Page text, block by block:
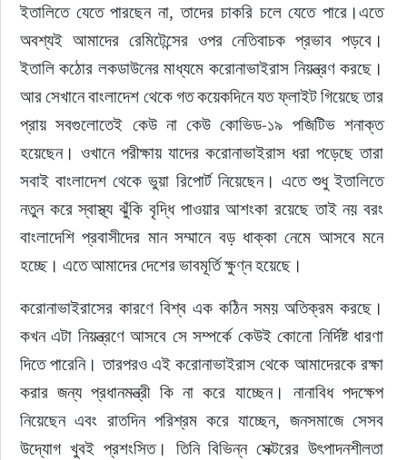
ইতালিতে যেতে পারছেন না, তাদের চাকরি চলে যেতে পারে।এতে
অবশ্যই আমাদের রেমিটেন্সের ওপর নেতিবাচক প্রভাব পড়বে।
ইতালি কঠোর লকডাউনের মাধ্যমে করোনাভাইরাস নিয়ন্ত্রণ করছে।
আর সেখানে বাংলাদেশ থেকে গত কয়েকদিনে যত ফ্লাইট গিয়েছে তার
প্রায় সবগুলোতেই কেউ না কেউ কোভিড-১৯ পজিটিভ শনাক্ত
হয়েছেন। ওখানে পরীক্ষায় যাদের করোনাভাইরাস ধরা পড়েছে তারা
সবাই বাংলাদেশ থেকে ভুয়া রিপোর্ট নিয়েছেন। এতে শুধু ইতালিতে
নতুন করে স্বাস্থ্য ঝুঁকি বৃদ্ধি পাওয়ার আশংকা রয়েছে তাই নয় বরং
বাংলাদেশি প্রবাসীদের মান সম্মানে বড় ধাক্কা নেমে আসবে মনে
হচ্ছে। এতে আমাদের দেশের ভাবমূর্তি ক্ষুণ্ন হয়েছে।
করোনাভাইরাসের কারণে বিশ্ব এক কঠিন সময় অতিক্রম করছে।
কখন এটা নিয়ন্ত্রণে আসবে সে সম্পর্কে কেউই কোনো নির্দিষ্ট ধারণা
দিতে পারেনি। তারপরও এই করোনাভাইরাস থেকে আমাদেরকে রক্ষা
করার জন্য প্রধানমন্ত্রী কি না করে যাচ্ছেন। নানাবিধ পদক্ষেপ
নিয়েছেন এবং রাতদিন পরিশ্রম করে যাচ্ছেন, জনসমাজে সেসব
উদ্যোগ খুবই প্রশংসিত। তিনি বিভিন্ন সেক্টরের উৎপাদনশীলতা